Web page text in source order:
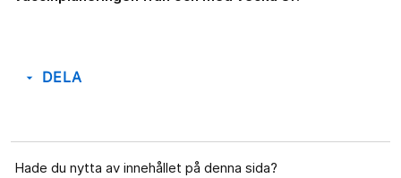
arrow_drop_down DELA
Hade du nytta av innehållet på denna sida?